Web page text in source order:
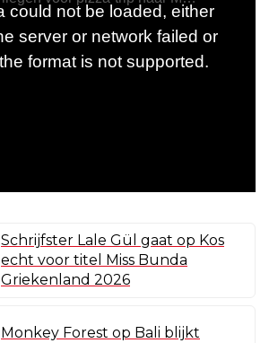
Schrijfster Lale Gül gaat op Kos
echt voor titel Miss Bunda
Griekenland 2026
Monkey Forest op Bali blijkt